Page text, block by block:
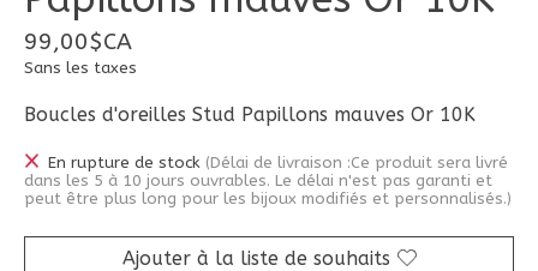
99,00$CA
Sans les taxes
Boucles d'oreilles Stud Papillons mauves Or 10K
En rupture de stock (Délai de livraison :Ce produit sera livré
dans les 5 à 10 jours ouvrables. Le délai n'est pas garanti et
peut être plus long pour les bijoux modifiés et personnalisés.)
Ajouter à la liste de souhaits